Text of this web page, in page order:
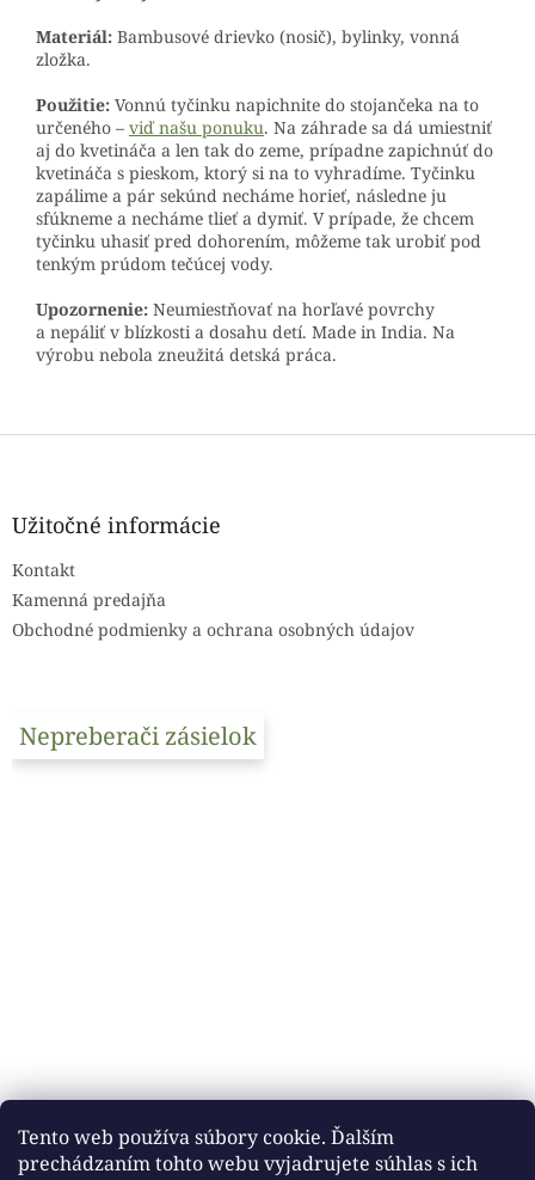
Tento web používa súbory cookie. Ďalším
prechádzaním tohto webu vyjadrujete súhlas s ich
Materiál: Bambusové drievko (nosič), bylinky, vonná
zložka.
Použitie: Vonnú tyčinku napichnite do stojančeka na to
určeného – viď našu ponuku. Na záhrade sa dá umiestniť
aj do kvetináča a len tak do zeme, prípadne zapichnúť do
kvetináča s pieskom, ktorý si na to vyhradíme. Tyčinku
zapálime a pár sekúnd necháme horieť, následne ju
sfúkneme a necháme tlieť a dymiť. V prípade, že chcem
tyčinku uhasiť pred dohorením, môžeme tak urobiť pod
tenkým prúdom tečúcej vody.
Upozornenie: Neumiestňovať na horľavé povrchy
a nepáliť v blízkosti a dosahu detí. Made in India. Na
výrobu nebola zneužitá detská práca.
Z
Užitočné informácie
Kontakt
Kamenná predajňa
Obchodné podmienky a ochrana osobných údajov
Nepreberači zásielok